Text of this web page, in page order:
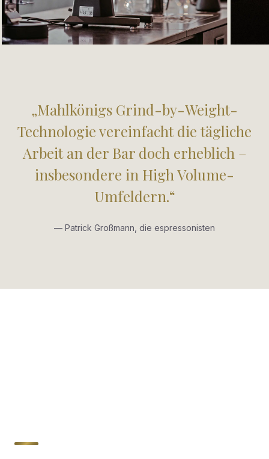
„Mahlkönigs Grind-by-Weight-
Technologie vereinfacht die tägliche
Arbeit an der Bar doch erheblich –
insbesondere in High Volume-
Umfeldern.“
— Patrick Großmann, die espressonisten